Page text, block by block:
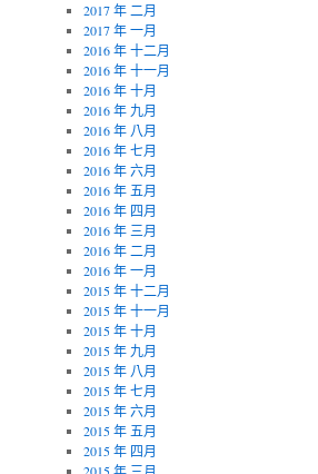
2017 年 二月
2017 年 一月
2016 年 十二月
2016 年 十一月
2016 年 十月
2016 年 九月
2016 年 八月
2016 年 七月
2016 年 六月
2016 年 五月
2016 年 四月
2016 年 三月
2016 年 二月
2016 年 一月
2015 年 十二月
2015 年 十一月
2015 年 十月
2015 年 九月
2015 年 八月
2015 年 七月
2015 年 六月
2015 年 五月
2015 年 四月